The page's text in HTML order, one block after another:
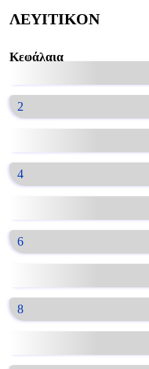
ΛΕΥΙΤΙΚΟΝ
Κεφάλαια
2
4
6
8